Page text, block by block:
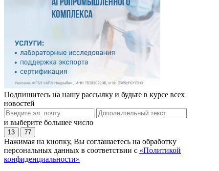
Подпишитесь на нашу рассылку и будьте в курсе всех
новостей
и выберите большее число
13 77
Нажимая на кнопку, Вы соглашаетесь на обработку
персональных данных в соответствии с «Политикой
конфиденциальности»